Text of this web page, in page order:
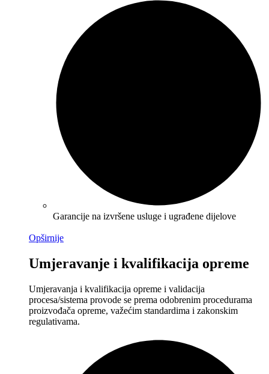
Garancije na izvršene usluge i ugrađene dijelove
Opširnije
Umjeravanje i kvalifikacija opreme
Umjeravanja i kvalifikacija opreme i validacija
procesa/sistema provode se prema odobrenim procedurama
proizvođača opreme, važećim standardima i zakonskim
regulativama.